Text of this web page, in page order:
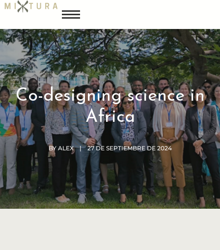
Co-designing science in
Africa
BY ALEX 27 DE SEPTIEMBRE DE 2024